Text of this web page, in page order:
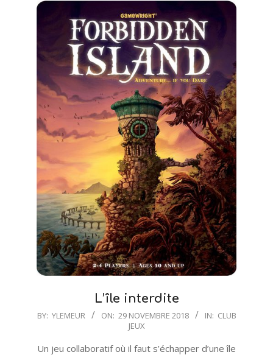
L’île interdite
2018-
29
BY: YLEMEUR ON: 29 NOVEMBRE 2018 IN: CLUB
JEUX
Un jeu collaboratif où il faut s’échapper d’une île